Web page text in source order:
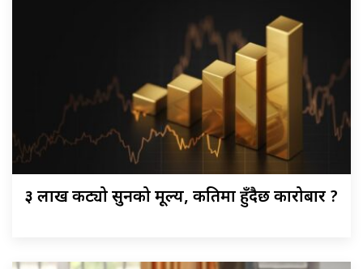
३ लाख कट्यो सुनको मूल्य, कतिमा हुँदैछ कारोबार ?